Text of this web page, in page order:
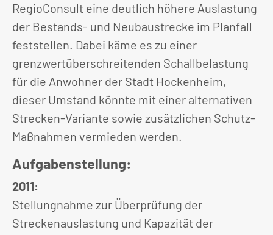
RegioConsult eine deutlich höhere Auslastung
der Bestands- und Neubaustrecke im Planfall
feststellen. Dabei käme es zu einer
grenzwertüberschreitenden Schallbelastung
für die Anwohner der Stadt Hockenheim,
dieser Umstand könnte mit einer alternativen
Strecken-Variante sowie zusätzlichen Schutz-
Maßnahmen vermieden werden.
Aufgabenstellung:
2011:
Stellungnahme zur Überprüfung der
Streckenauslastung und Kapazität der